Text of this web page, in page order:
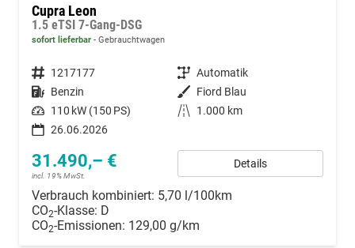
Cupra Leon
1.5 eTSI 7-Gang-DSG
sofort lieferbar Gebrauchtwagen
Fahrzeugnummer 1217177 Getriebe Automatik
Kraftstoff Benzin Außenfarbe Fiord Blau
Leistung 110 kW (150 PS) Kilometerstand
1.000 km
26.06.2026
31.490,– €
incl. 19% MwSt.
Details
Verbrauch kombiniert: 5,70 l/100km
CO2-Klasse: D
CO2-Emissionen: 129,00 g/km